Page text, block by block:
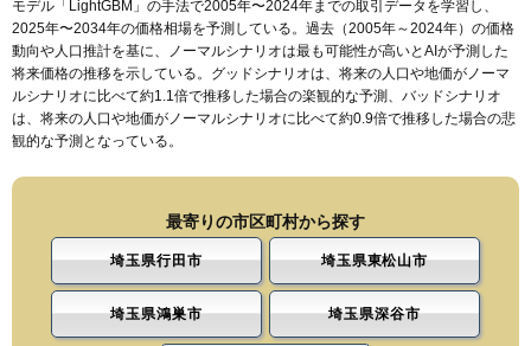
モデル「LightGBM」の手法で2005年〜2024年までの取引データを学習し、
2025年〜2034年の価格相場を予測している。過去（2005年～2024年）の価格
動向や人口推計を基に、ノーマルシナリオは最も可能性が高いとAIが予測した
将来価格の推移を示している。グッドシナリオは、将来の人口や地価がノーマ
ルシナリオに比べて約1.1倍で推移した場合の楽観的な予測、バッドシナリオ
は、将来の人口や地価がノーマルシナリオに比べて約0.9倍で推移した場合の悲
観的な予測となっている。
最寄りの市区町村から探す
埼玉県行田市 埼玉県東松山市
埼玉県鴻巣市 埼玉県深谷市